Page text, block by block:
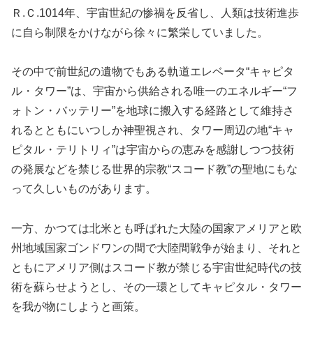
Ｒ.Ｃ.1014年、宇宙世紀の惨禍を反省し、人類は技術進歩
に自ら制限をかけながら徐々に繁栄していました。
その中で前世紀の遺物でもある軌道エレベータ“キャピタ
ル・タワー”は、宇宙から供給される唯一のエネルギー“フ
ォトン・バッテリー”を地球に搬入する経路として維持さ
れるとともにいつしか神聖視され、タワー周辺の地“キャ
ピタル・テリトリィ”は宇宙からの恵みを感謝しつつ技術
の発展などを禁じる世界的宗教“スコード教”の聖地にもな
って久しいものがあります。
一方、かつては北米とも呼ばれた大陸の国家アメリアと欧
州地域国家ゴンドワンの間で大陸間戦争が始まり、それと
ともにアメリア側はスコード教が禁じる宇宙世紀時代の技
術を蘇らせようとし、その一環としてキャピタル・タワー
を我が物にしようと画策。